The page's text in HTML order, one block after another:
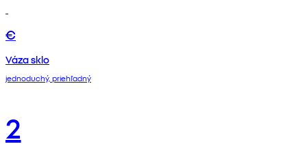
€
Váza sklo
jednoduchý, priehľadný
2